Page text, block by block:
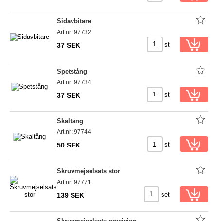
Sidavbitare
Art.nr: 97732
37 SEK st
Spetstång
Art.nr: 97734
37 SEK st
Skaltång
Art.nr: 97744
50 SEK st
Skruvmejselsats stor
Art.nr: 97771
139 SEK set